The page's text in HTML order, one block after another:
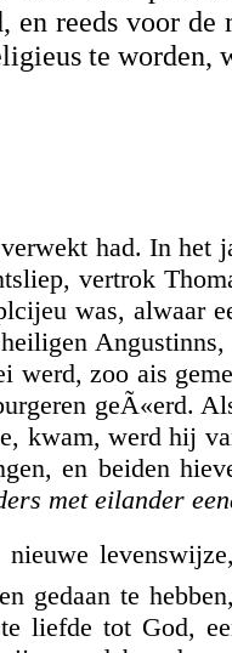
en reeds voor
te worden,
had. In het
vertrok
was, alwaar
werd, zoo ais
geÃ«erd.
kwam, werd hij
en beiden
met eilander
nieuwe
gedaan te
liefde tot God,